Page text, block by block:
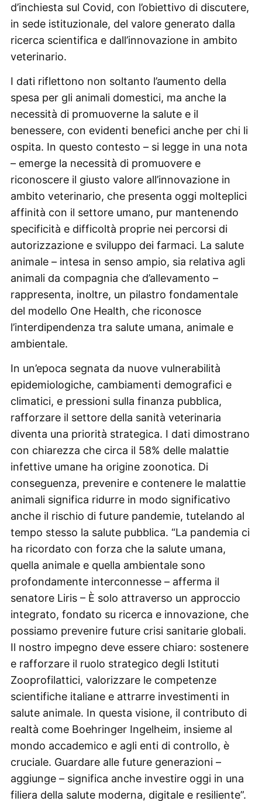
d’inchiesta sul Covid, con l’obiettivo di discutere,
in sede istituzionale, del valore generato dalla
ricerca scientifica e dall’innovazione in ambito
veterinario.
I dati riflettono non soltanto l’aumento della
spesa per gli animali domestici, ma anche la
necessità di promuoverne la salute e il
benessere, con evidenti benefici anche per chi li
ospita. In questo contesto – si legge in una nota
– emerge la necessità di promuovere e
riconoscere il giusto valore all’innovazione in
ambito veterinario, che presenta oggi molteplici
affinità con il settore umano, pur mantenendo
specificità e difficoltà proprie nei percorsi di
autorizzazione e sviluppo dei farmaci. La salute
animale – intesa in senso ampio, sia relativa agli
animali da compagnia che d’allevamento –
rappresenta, inoltre, un pilastro fondamentale
del modello One Health, che riconosce
l’interdipendenza tra salute umana, animale e
ambientale.
In un’epoca segnata da nuove vulnerabilità
epidemiologiche, cambiamenti demografici e
climatici, e pressioni sulla finanza pubblica,
rafforzare il settore della sanità veterinaria
diventa una priorità strategica. I dati dimostrano
con chiarezza che circa il 58% delle malattie
infettive umane ha origine zoonotica. Di
conseguenza, prevenire e contenere le malattie
animali significa ridurre in modo significativo
anche il rischio di future pandemie, tutelando al
tempo stesso la salute pubblica. “La pandemia ci
ha ricordato con forza che la salute umana,
quella animale e quella ambientale sono
profondamente interconnesse – afferma il
senatore Liris – È solo attraverso un approccio
integrato, fondato su ricerca e innovazione, che
possiamo prevenire future crisi sanitarie globali.
Il nostro impegno deve essere chiaro: sostenere
e rafforzare il ruolo strategico degli Istituti
Zooprofilattici, valorizzare le competenze
scientifiche italiane e attrarre investimenti in
salute animale. In questa visione, il contributo di
realtà come Boehringer Ingelheim, insieme al
mondo accademico e agli enti di controllo, è
cruciale. Guardare alle future generazioni –
aggiunge – significa anche investire oggi in una
filiera della salute moderna, digitale e resiliente”.